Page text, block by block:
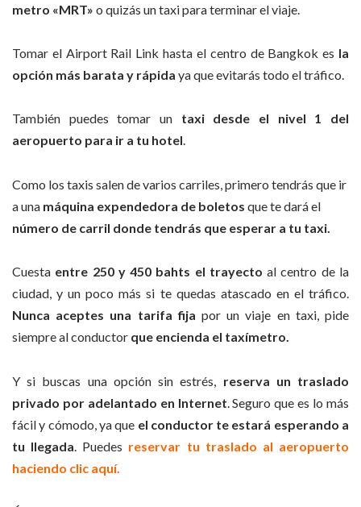
metro «MRT» o quizás un taxi para terminar el viaje.
Tomar el Airport Rail Link hasta el centro de Bangkok es la
opción más barata y rápida ya que evitarás todo el tráfico.
También puedes tomar un taxi desde el nivel 1 del
aeropuerto para ir a tu hotel.
Como los taxis salen de varios carriles, primero tendrás que ir
a una máquina expendedora de boletos que te dará el
número de carril donde tendrás que esperar a tu taxi.
Cuesta entre 250 y 450 bahts el trayecto al centro de la
ciudad, y un poco más si te quedas atascado en el tráfico.
Nunca aceptes una tarifa fija por un viaje en taxi, pide
siempre al conductor que encienda el taxímetro.
Y si buscas una opción sin estrés, reserva un traslado
privado por adelantado en Internet . Seguro que es lo más
fácil y cómodo, ya que el conductor te estará esperando a
tu llegada . Puedes reservar tu traslado al aeropuerto
haciendo clic aquí.